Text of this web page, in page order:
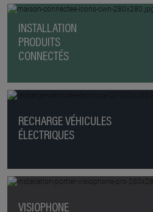
INSTALLATION
PRODUITS
CONNECTÉS
RECHARGE VÉHICULES
ÉLECTRIQUES
VISIOPHONE